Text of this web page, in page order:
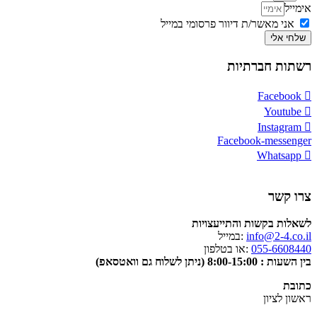
אימייל
אני מאשר/ת דיוור פרסומי במייל
שלחי אלי
רשתות חברתיות
Facebook
Youtube
Instagram
Facebook-messenger
Whatsapp
צרו קשר
לשאלות בקשות והתייעצויות
info@2-4.co.il :במייל
055-6608440 :או בטלפון
בין השעות : 8:00-15:00 (ניתן לשלוח גם וואטסאפ)
כתובת
ראשון לציון